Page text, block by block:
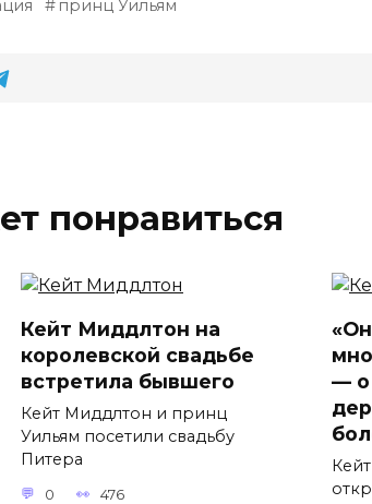
принц Уильям
понравиться
Кейт Миддлтон на
королевской свадьбе
встретила бывшего
Кейт Миддлтон и принц
Уильям посетили свадьбу
Питера
0 476
— о